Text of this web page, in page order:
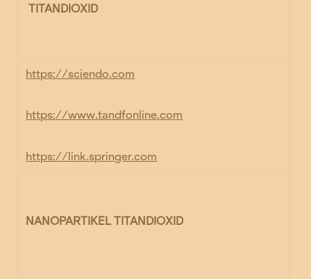
TITANDIOXID
https://sciendo.com
https://www.tandfonline.com
https://link.springer.com
NANOPARTIKEL TITANDIOXID